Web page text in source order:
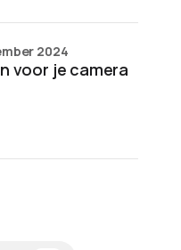
voor je camera
2024